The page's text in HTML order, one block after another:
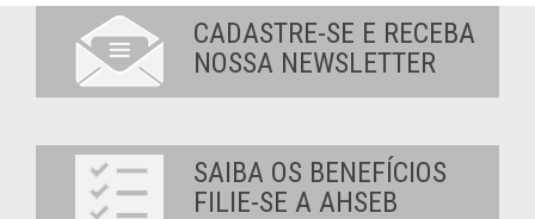
CADASTRE-SE E RECEBA
NOSSA NEWSLETTER
SAIBA OS BENEFÍCIOS
FILIE-SE A AHSEB